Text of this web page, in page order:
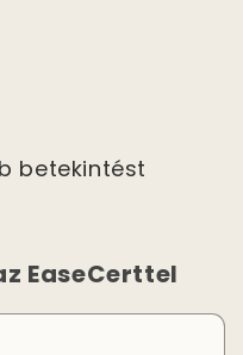
betekintést
EaseCerttel